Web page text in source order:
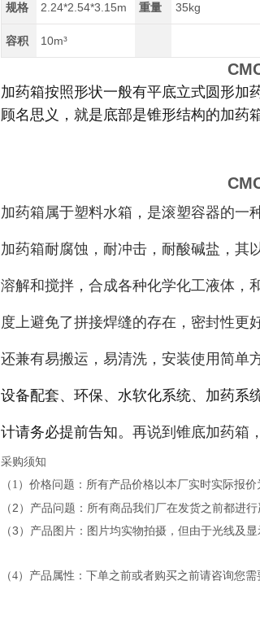
规格 2.24*2.54*3.15m 重量 35kg
容积 10m³
加药箱按照形状一般有平底立式圆形加
顾名思义，就是底部是锥形结构的加药
加药箱属于塑料水箱，是滚塑容器的一
加药箱耐腐蚀，耐冲击，耐酸碱盐，其
溶解和搅拌，合成各种化学化工液体，
度上避免了拼接焊缝的存在，密封性更
还兼有易搬运，易清洗，安装使用简单
设备配套、环保、水软化系统、加药系
计请务必提前告知。 再说到锥底加药箱
采购须知
（1）价格问题：所有产品价格以本厂实时实际报价
（2）产品问题：所有商品我们厂在发货之前都进
（3）产品图片：图片均实物拍摄，但由于光线及
（4）产品属性：下单之前或者购买之前请咨询您